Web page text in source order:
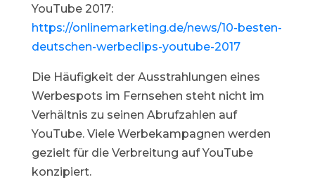
YouTube 2017:
https://onlinemarketing.de/news/10-besten-
deutschen-werbeclips-youtube-2017
Die Häufigkeit der Ausstrahlungen eines
Werbespots im Fernsehen steht nicht im
Verhältnis zu seinen Abrufzahlen auf
YouTube. Viele Werbekampagnen werden
gezielt für die Verbreitung auf YouTube
konzipiert.